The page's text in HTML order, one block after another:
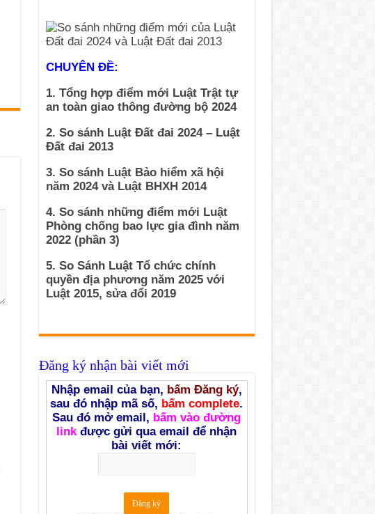
CHUYÊN ĐỀ:
1. Tổng hợp điểm mới Luật Trật tự
an toàn giao thông đường bộ 2024
2. So sánh Luật Đất đai 2024 – Luật
Đất đai 2013
3. So sánh Luật Bảo hiểm xã hội
năm 2024 và Luật BHXH 2014
4. So sánh những điểm mới Luật
Phòng chống bao lực gia đình năm
2022 (phần 3)
5. So Sánh Luật Tổ chức chính
quyền địa phương năm 2025 với
Luật 2015, sửa đổi 2019
Đăng ký nhận bài viết mới
Nhập email của bạn, bấm Đăng ký,
sau đó nhập mã số, bấm complete.
Sau đó mở email, bấm vào đường
linkđược gửi qua email để nhận
bài viết mới: